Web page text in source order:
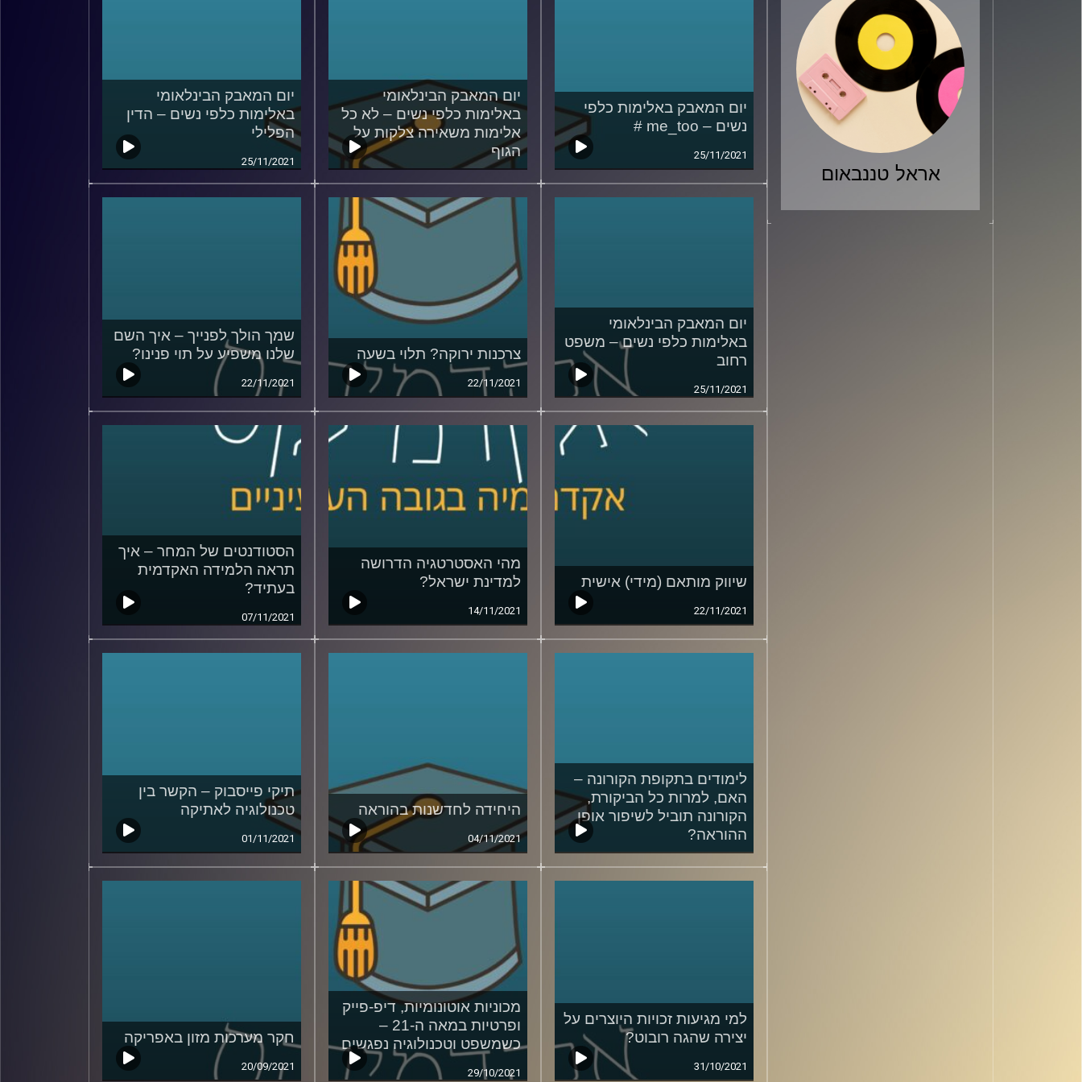
אראל טננבאום
יום המאבק באלימות כלפי
נשים – me_too #
25/11/2021
יום המאבק הבינלאומי
באלימות כלפי נשים – לא כל
אלימות משאירה צלקות על
הגוף
25/11/2021
יום המאבק הבינלאומי
באלימות כלפי נשים – הדין
הפלילי
25/11/2021
יום המאבק הבינלאומי
באלימות כלפי נשים – משפט
רחוב
25/11/2021
צרכנות ירוקה? תלוי בשעה
22/11/2021
שמך הולך לפנייך – איך השם
שלנו משפיע על תוי פנינו?
22/11/2021
שיווק מותאם (מידי) אישית
22/11/2021
מהי האסטרטגיה הדרושה
למדינת ישראל?
14/11/2021
הסטודנטים של המחר – איך
תראה הלמידה האקדמית
בעתיד?
07/11/2021
לימודים בתקופת הקורונה –
האם, למרות כל הביקורת,
הקורונה תוביל לשיפור אופן
ההוראה?
05/11/2021
היחידה לחדשנות בהוראה
04/11/2021
תיקי פייסבוק – הקשר בין
טכנולוגיה לאתיקה
01/11/2021
למי מגיעות זכויות היוצרים על
יצירה שהגה רובוט?
31/10/2021
מכוניות אוטונומיות, דיפ-פייק
ופרטיות במאה ה-21 –
כשמשפט וטכנולוגיה נפגשים
29/10/2021
חקר מערכות מזון באפריקה
20/09/2021